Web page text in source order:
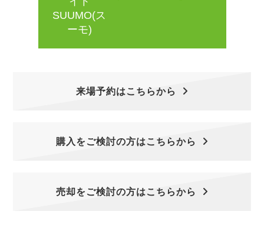
来場予約はこちらから
購入をご検討の方はこちらから
売却をご検討の方はこちらから